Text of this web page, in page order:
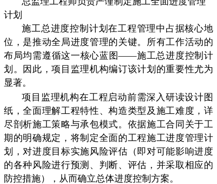
计划
施工总进度控制计划在工程管理中占据核心地
位，是推动全局进度管理的关键。所有工作活动的
布局均需遵循这一核心蓝图——施工总进度控制计
划。因此，项目监理机构编订该计划的重要性尤为
显著。
项目监理机构在工程启动前需深入研读设计图
纸，全面理解工程特性、构造类型及施工难度，详
尽剖析施工策略与承包模式。依据施工合同关于工
期的明确规定，将制定全面的工程施工进度管理计
划，对进度目标实施风险评估（即对可能影响进度
的各种风险进行预测、判断、评估，并采取相应的
防控措施），从而确立总体进度控制方案。